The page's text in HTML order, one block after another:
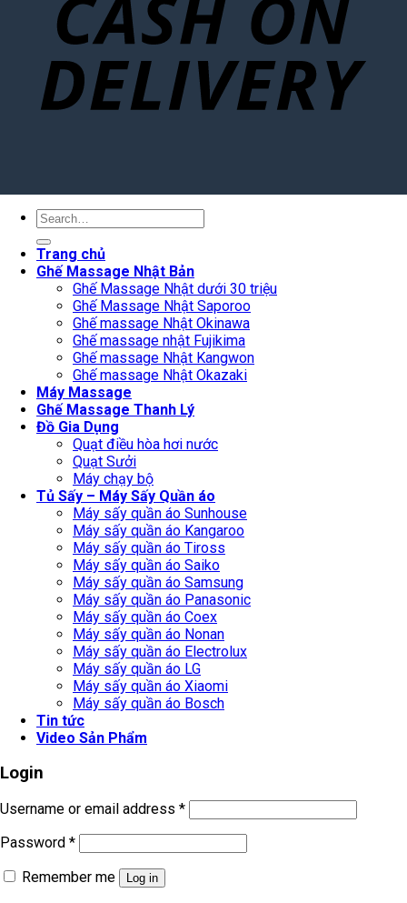
Search
for:
Trang chủ
Ghế Massage Nhật Bản
Ghế Massage Nhật dưới 30 triệu
Ghế Massage Nhật Saporoo
Ghế massage Nhật Okinawa
Ghế massage nhật Fujikima
Ghế massage Nhật Kangwon
Ghế massage Nhật Okazaki
Máy Massage
Ghế Massage Thanh Lý
Đồ Gia Dụng
Quạt điều hòa hơi nước
Quạt Sưởi
Máy chạy bộ
Tủ Sấy – Máy Sấy Quần áo
Máy sấy quần áo Sunhouse
Máy sấy quần áo Kangaroo
Máy sấy quần áo Tiross
Máy sấy quần áo Saiko
Máy sấy quần áo Samsung
Máy sấy quần áo Panasonic
Máy sấy quần áo Coex
Máy sấy quần áo Nonan
Máy sấy quần áo Electrolux
Máy sấy quần áo LG
Máy sấy quần áo Xiaomi
Máy sấy quần áo Bosch
Tin tức
Video Sản Phẩm
Login
Username or email address *
Password *
Remember me
Log in